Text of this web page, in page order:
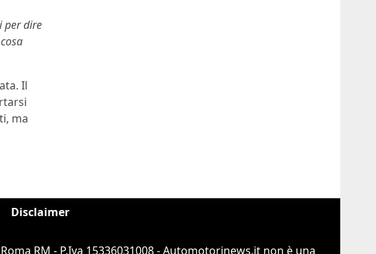
per dire
Il
ma
Disclaimer
RM - P.Iva 15336031008 - Automotorinews.it non è una